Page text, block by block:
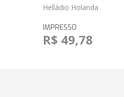
Helládio Holanda
IMPRESSO
R$ 49,78